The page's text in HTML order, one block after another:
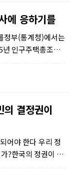
에 응하기를
정부(통계청)에서는
년 인구주택총조
표본으로 선정하
의 결정권이
어야 한다 우리 정
?한국의 정권이 바
며 ‘위헌 판결’까